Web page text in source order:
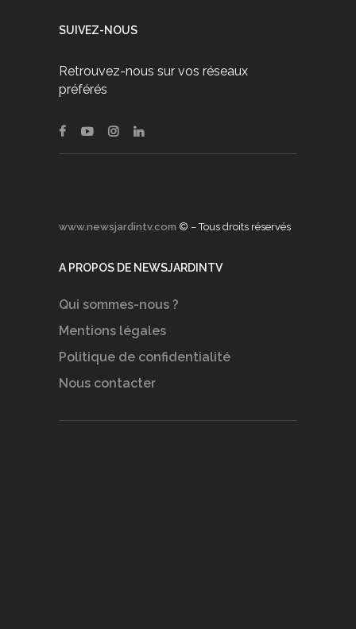
SUIVEZ-NOUS
Retrouvez-nous sur vos réseaux
préférés
www.newsjardintv.com © – Tous droits réservés
A PROPOS DE NEWSJARDINTV
Qui sommes-nous ?
Mentions légales
Politique de confidentialité
Nous contacter